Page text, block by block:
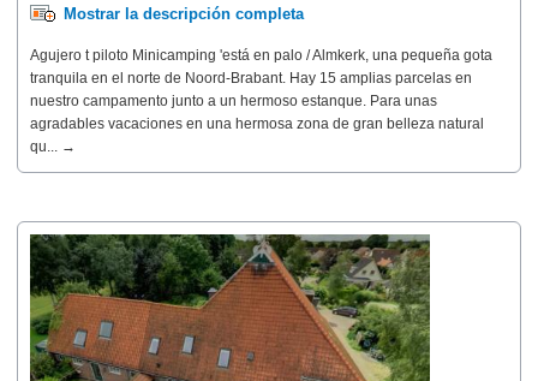
Mostrar la descripción completa
Agujero t piloto Minicamping 'está en palo / Almkerk, una pequeña gota
tranquila en el norte de Noord-Brabant. Hay 15 amplias parcelas en
nuestro campamento junto a un hermoso estanque. Para unas
agradables vacaciones en una hermosa zona de gran belleza natural
qu... →